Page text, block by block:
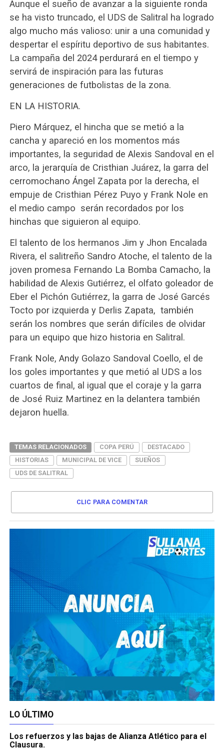
Aunque el sueño de avanzar a la siguiente ronda
se ha visto truncado, el UDS de Salitral ha logrado
algo mucho más valioso: unir a una comunidad y
despertar el espíritu deportivo de sus habitantes.
La campaña del 2024 perdurará en el tiempo y
servirá de inspiración para las futuras
generaciones de futbolistas de la zona.
EN LA HISTORIA.
Piero Márquez, el hincha que se metió a la
cancha y apareció en los momentos más
importantes, la seguridad de Alexis Sandoval en el
arco, la jerarquía de Cristhian Juárez, la garra del
cerromochano Ángel Zapata por la derecha, el
empuje de Cristhian Pérez Puyo y Frank Nole en
el medio campo serán recordados por los
hinchas que siguieron al equipo.
El talento de los hermanos Jim y Jhon Encalada
Rivera, el salitreño Sandro Atoche, el talento de la
joven promesa Fernando La Bomba Camacho, la
habilidad de Alexis Gutiérrez, el olfato goleador de
Eber el Pichón Gutiérrez, la garra de José Garcés
Tocto por izquierda y Derlis Zapata, también
serán los nombres que serán difíciles de olvidar
para un equipo que hizo historia en Salitral.
Frank Nole, Andy Golazo Sandoval Coello, el de
los goles importantes y que metió al UDS a los
cuartos de final, al igual que el coraje y la garra
de José Ruiz Martinez en la delantera también
dejaron huella.
TEMAS RELACIONADOS COPA PERÚ
DESTACADO
HISTORIAS
MUNICIPAL DE VICE
SUEÑOS
UDS DE SALITRAL
CLIC PARA COMENTAR
LO ÚLTIMO
Los refuerzos y las bajas de Alianza Atlético para el
Clausura.